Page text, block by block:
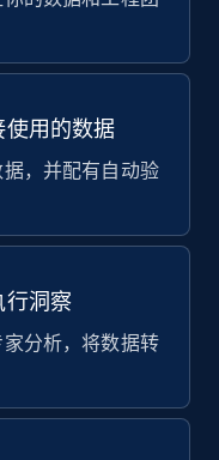
使用的数据
，并配有自动验
行洞察
分析，将数据转